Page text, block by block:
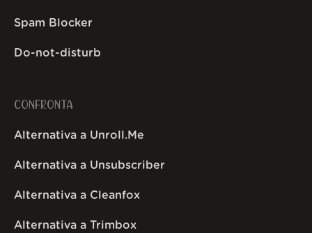
Spam Blocker
Do-not-disturb
CONFRONTA
Alternativa a Unroll.Me
Alternativa a Unsubscriber
Alternativa a Cleanfox
Alternativa a Trimbox